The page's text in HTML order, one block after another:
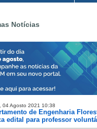
Notícias
04 Agosto 2021 10:38
de Engenharia
edital para professor